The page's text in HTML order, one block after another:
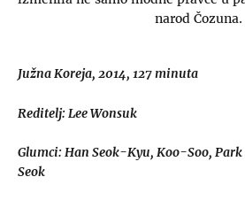
narod Čozuna.
Južna Koreja, 2014, 127 minuta
Reditelj: Lee Wonsuk
Glumci: Han Seok-Kyu, Koo-Soo,
Seok